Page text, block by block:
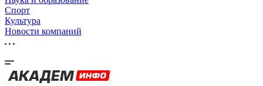
Спорт
Культура
Новости компаний